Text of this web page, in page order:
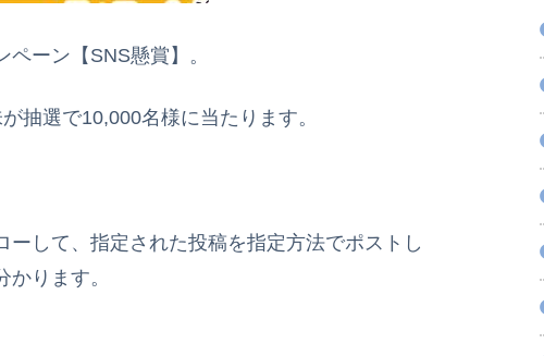
ーン【SNS懸賞】。
抽選で10,000名様に当たります。
して、指定された投稿を指定方法でポストし
ります。